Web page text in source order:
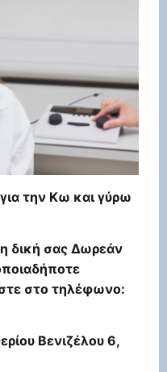
την Κω και γύρω
δική σας Δωρεάν
στο τηλέφωνο:
Βενιζέλου 6,